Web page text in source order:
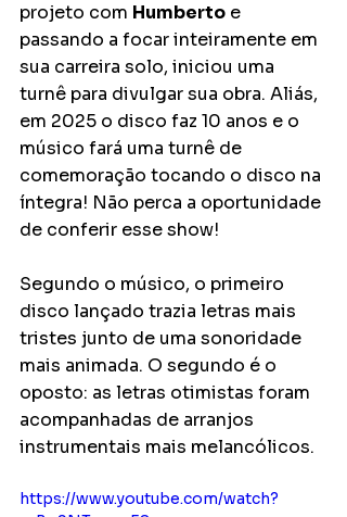
projeto com Humberto e
passando a focar inteiramente em
sua carreira solo, iniciou uma
turnê para divulgar sua obra. Aliás,
em 2025 o disco faz 10 anos e o
músico fará uma turnê de
comemoração tocando o disco na
íntegra! Não perca a oportunidade
de conferir esse show!
Segundo o músico, o primeiro
disco lançado trazia letras mais
tristes junto de uma sonoridade
mais animada. O segundo é o
oposto: as letras otimistas foram
acompanhadas de arranjos
instrumentais mais melancólicos.
https://www.youtube.com/watch?